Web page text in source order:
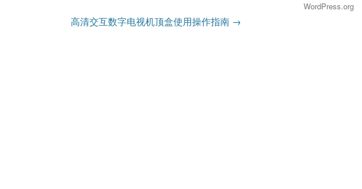
高清交互数字电视机顶盒使用操作指南 →
WordPress.org